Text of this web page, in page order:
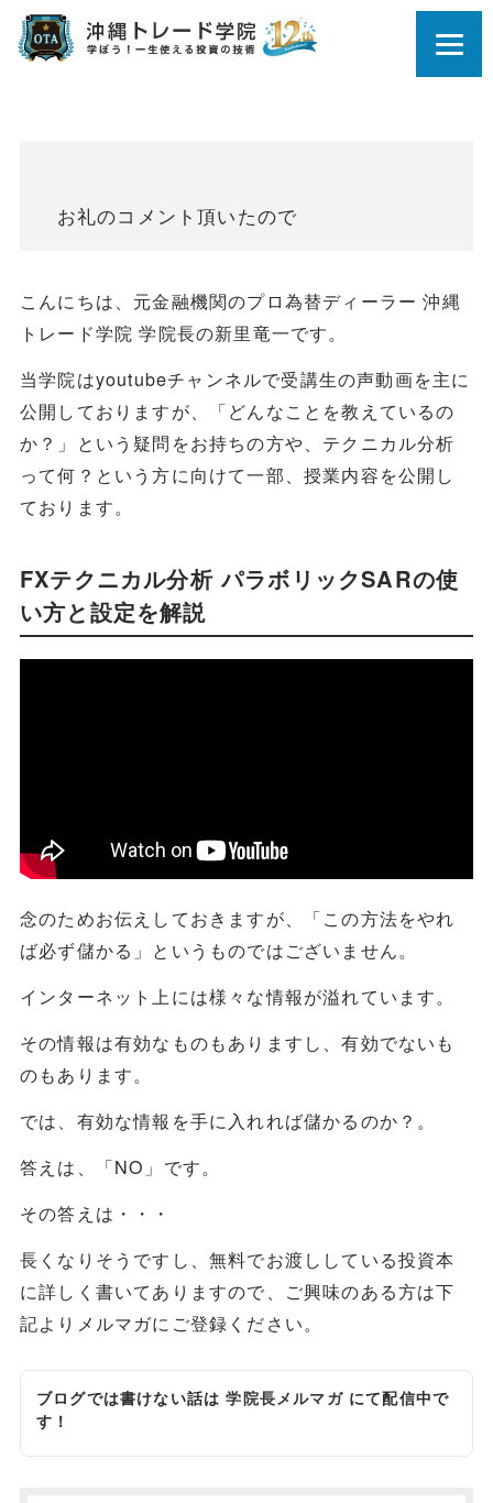
お礼のコメント頂いたので
こんにちは、元金融機関のプロ為替ディーラー 沖縄
トレード学院 学院長の新里竜一です。
当学院はyoutubeチャンネルで受講生の声動画を主に
公開しておりますが、「どんなことを教えているの
か？」という疑問をお持ちの方や、テクニカル分析
って何？という方に向けて一部、授業内容を公開し
ております。
FXテクニカル分析 パラボリックSARの使
い方と設定を解説
念のためお伝えしておきますが、「この方法をやれ
ば必ず儲かる」というものではございません。
インターネット上には様々な情報が溢れています。
その情報は有効なものもありますし、有効でないも
のもあります。
では、有効な情報を手に入れれば儲かるのか？。
答えは、「NO」です。
その答えは・・・
長くなりそうですし、無料でお渡ししている投資本
に詳しく書いてありますので、ご興味のある方は下
記よりメルマガにご登録ください。
ブログでは書けない話は学院長メルマガにて配信中で
す！